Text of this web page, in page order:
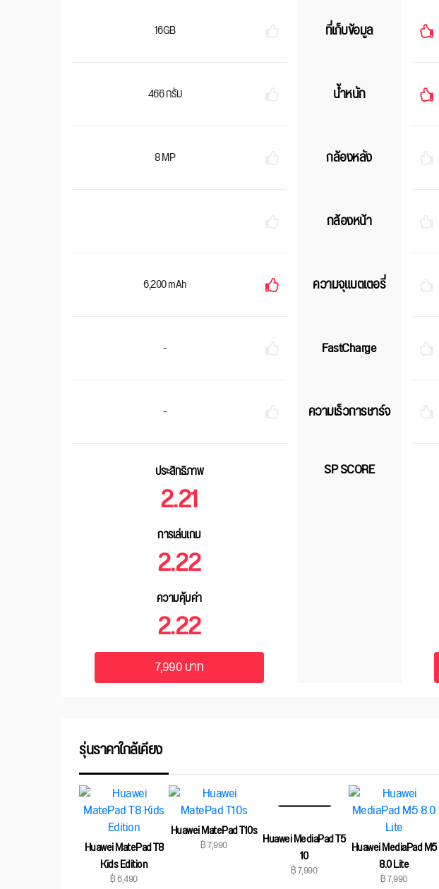
ที่เก็บข้อมูล
16GB
น้ำหนัก
466 กรัม
กล้องหลัง
8 MP
กล้องหน้า
ความจุแบตเตอรี่
6,200 mAh
FastCharge
-
ความเร็วการชาร์จ
-
SP SCORE
ประสิทธิภาพ
2.21
การเล่นเกม
2.22
ความคุ้มค่า
2.22
7,990 บาท
รุ่นราคาใกล้เคียง
Huawei MatePad T8
Kids Edition
฿ 6,490
Huawei MatePad T10s
฿ 7,990 Huawei MediaPad T5
10
฿ 7,990
Huawei MediaPad M5
8.0 Lite
฿ 7,990